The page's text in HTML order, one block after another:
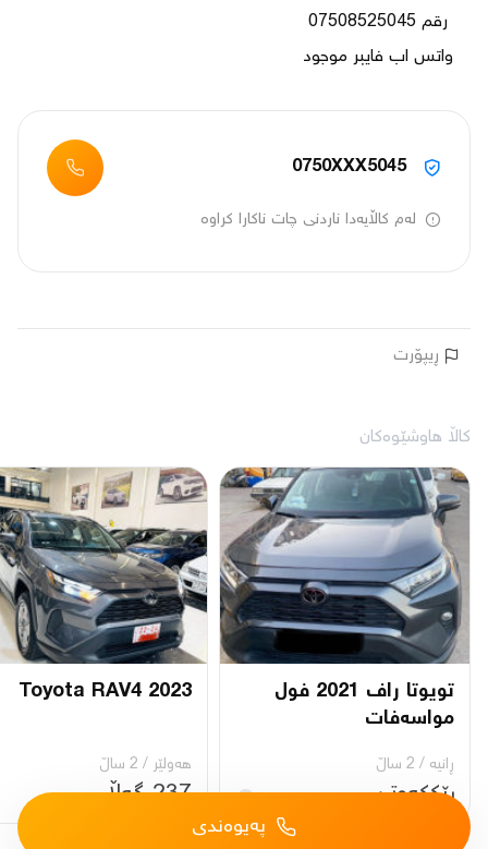
واتس اب فایبر موجود
0750XXX5045
لەم کاڵایەدا ناردنی چات ناکارا کراوە
ڕیپۆرت
کاڵا هاوشێوەکان
تویوتا راف 2021 فول
مواسەفات
ڕانیه‌ / 2 ساڵ
ڕێککەوتن
Toyota RAV4 2023
هەولێر / 2 ساڵ
237 گەڵا
پەیوەندی